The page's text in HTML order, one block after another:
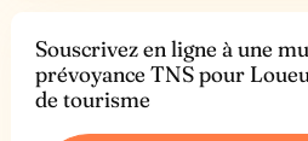
Souscrivez en ligne à une
prévoyance TNS pour
de tourisme